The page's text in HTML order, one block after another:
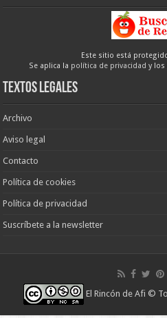
Este sitio está
Se aplica la política de privacidad y los
Textos legales
Archivo
Aviso legal
Contacto
Política de cookies
Política de privacidad
Suscríbete a la newsletter
El Rincón de Afi ©